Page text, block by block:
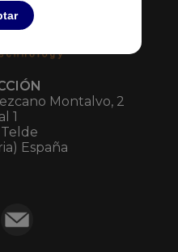
Montalvo, 2
1
España